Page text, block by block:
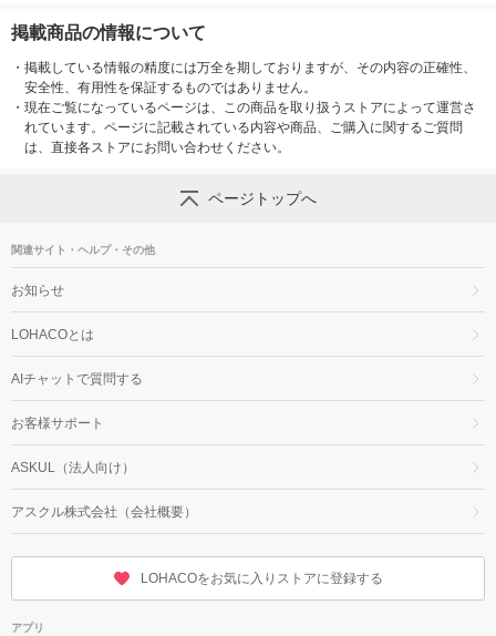
掲載商品の情報について
・ 掲載している情報の精度には万全を期しておりますが、その内容の正確性、
安全性、有用性を保証するものではありません。
・ 現在ご覧になっているページは、この商品を取り扱うストアによって運営さ
れています。ページに記載されている内容や商品、ご購入に関するご質問
は、直接各ストアにお問い合わせください。
ページトップへ
関連サイト・ヘルプ・その他
お知らせ
LOHACOとは
AIチャットで質問する
お客様サポート
ASKUL（法人向け）
アスクル株式会社（会社概要）
LOHACOをお気に入りストアに登録する
アプリ